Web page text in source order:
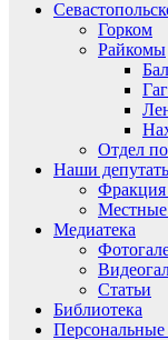
Горком
Райкомы
Отдел
Наши
Фракция
Местные
Медиатека
Статьи
Библиотека